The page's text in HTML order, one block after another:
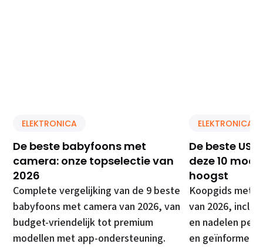
ELEKTRONICA
De beste babyfoons met
camera: onze topselectie van
2026
Complete vergelijking van de 9 beste
babyfoons met camera van 2026, van
budget-vriendelijk tot premium
modellen met app-ondersteuning.
ELEKTRONICA
De beste
deze 10
hoogst
Koopgids met
van 2026,
en nadelen per
en